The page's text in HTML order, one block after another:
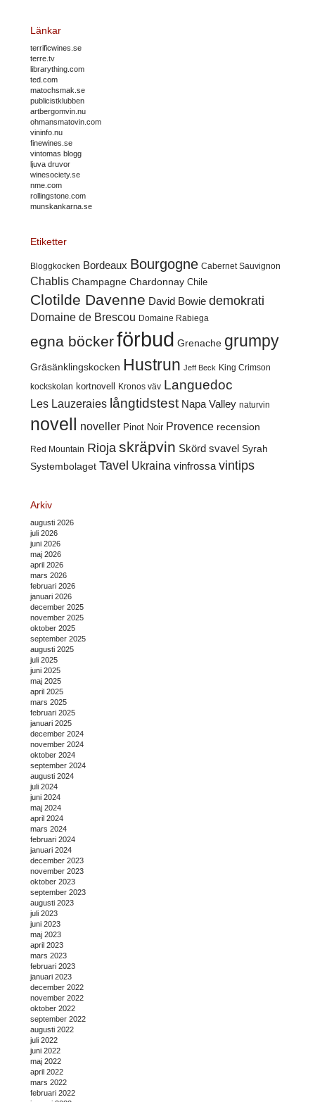
Länkar
terrificwines.se
terre.tv
librarything.com
ted.com
matochsmak.se
publicistklubben
artbergomvin.nu
ohmansmatovin.com
vininfo.nu
finewines.se
vintomas blogg
ljuva druvor
winesociety.se
nme.com
rollingstone.com
munskankarna.se
Etiketter
Bloggkocken Bordeaux Bourgogne Cabernet Sauvignon
Chablis Champagne Chardonnay Chile
Clotilde Davenne David Bowie demokrati
Domaine de Brescou Domaine Rabiega
egna böckerförbud Grenache grumpy
Gräsänklingskocken Hustrun Jeff Beck King Crimson
kockskolan kortnovell Kronos väv Languedoc
Les Lauzeraies långtidstest Napa Valley naturvin
novell noveller Pinot Noir Provence recension
Red Mountain Rioja skräpvin Skörd svavel Syrah
Systembolaget Tavel Ukraina vinfrossa vintips
Arkiv
augusti 2026
juli 2026
juni 2026
maj 2026
april 2026
mars 2026
februari 2026
januari 2026
december 2025
november 2025
oktober 2025
september 2025
augusti 2025
juli 2025
juni 2025
maj 2025
april 2025
mars 2025
februari 2025
januari 2025
december 2024
november 2024
oktober 2024
september 2024
augusti 2024
juli 2024
juni 2024
maj 2024
april 2024
mars 2024
februari 2024
januari 2024
december 2023
november 2023
oktober 2023
september 2023
augusti 2023
juli 2023
juni 2023
maj 2023
april 2023
mars 2023
februari 2023
januari 2023
december 2022
november 2022
oktober 2022
september 2022
augusti 2022
juli 2022
juni 2022
maj 2022
april 2022
mars 2022
februari 2022